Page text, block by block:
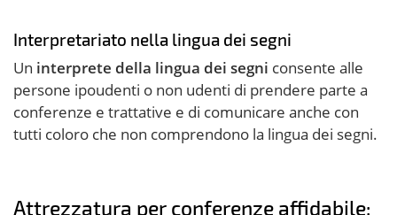
Interpretariato nella lingua dei segni
Un interprete della lingua dei segni consente alle
persone ipoudenti o non udenti di prendere parte a
conferenze e trattative e di comunicare anche con
tutti coloro che non comprendono la lingua dei segni.
Attrezzatura per conferenze affidabile: